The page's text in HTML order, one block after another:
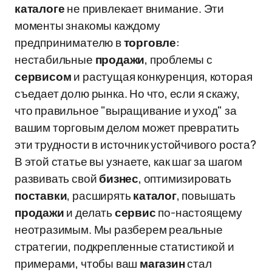
каталогене привлекает внимание. Эти
моменты знакомы каждому
предпринимателю вторговле:
нестабильные продажи, проблемы с
сервисоми растущая конкуренция, которая
съедает долю рынка. Но что, если я скажу,
что правильное "выращивание и уход" за
вашим торговым делом может превратить
эти трудности в источник устойчивого роста?
В этой статье вы узнаете, как шаг за шагом
развивать свойбизнес, оптимизировать
поставки, расширятькаталог, повышать
продажии делатьсервиспо-настоящему
неотразимым. Мы разберем реальные
стратегии, подкрепленные статистикой и
примерами, чтобы ваш магазинстал